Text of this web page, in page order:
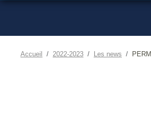
Accueil 2022-2023 Les news